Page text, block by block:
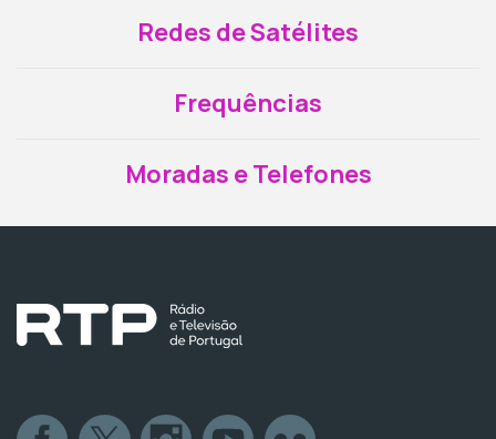
Redes de Satélites
Frequências
Moradas e Telefones